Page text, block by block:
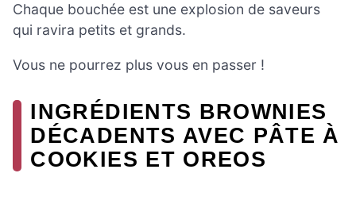
Chaque bouchée est une explosion de saveurs
qui ravira petits et grands.
Vous ne pourrez plus vous en passer !
INGRÉDIENTS BROWNIES
DÉCADENTS AVEC PÂTE À
COOKIES ET OREOS